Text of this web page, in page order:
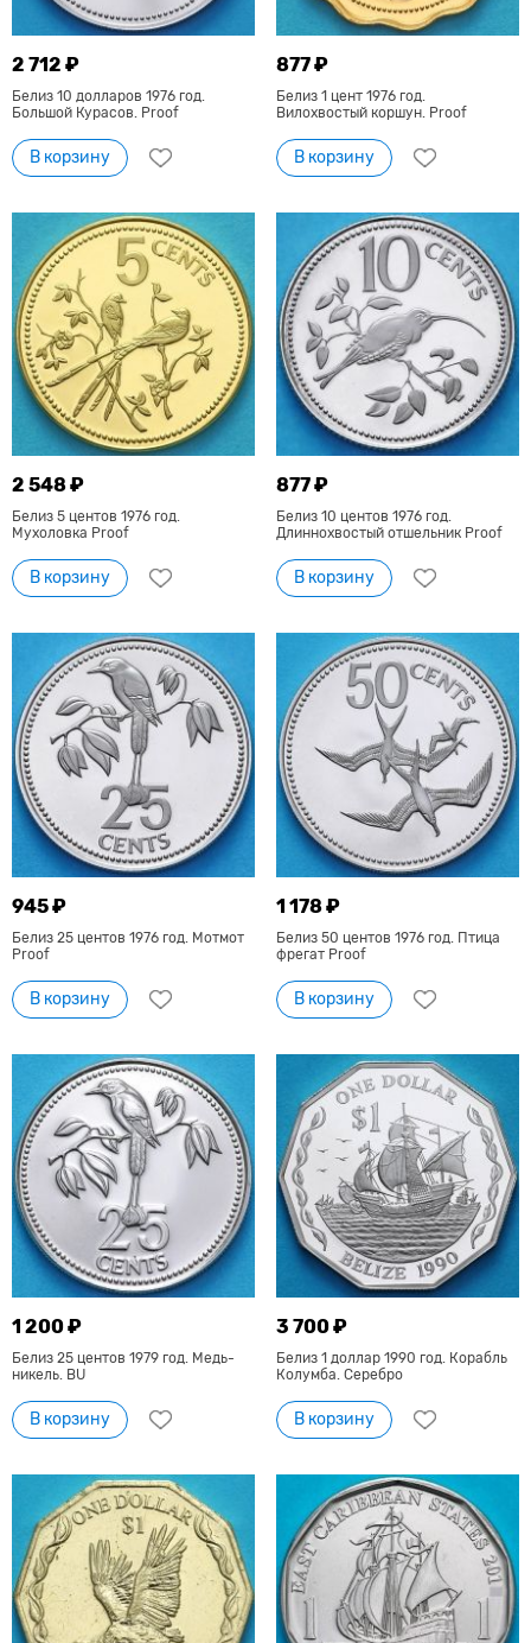
2 712 ₽
Белиз 10 долларов 1976 год.
Большой Курасов. Proof
В корзину
877 ₽
Белиз 1 цент 1976 год.
Вилохвостый коршун. Proof
В корзину
2 548 ₽
Белиз 5 центов 1976 год.
Мухоловка Proof
В корзину
877 ₽
Белиз 10 центов 1976 год.
Длиннохвостый отшельник Proof
В корзину
945 ₽
Белиз 25 центов 1976 год. Мотмот
Proof
В корзину
1 178 ₽
Белиз 50 центов 1976 год. Птица
фрегат Proof
В корзину
1 200 ₽
Белиз 25 центов 1979 год. Медь-
никель. BU
В корзину
3 700 ₽
Белиз 1 доллар 1990 год. Корабль
Колумба. Серебро
В корзину